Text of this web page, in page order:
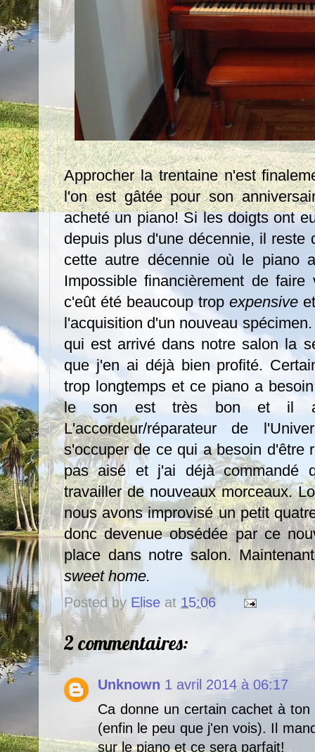
Approcher la trentaine n'est
l'on est gâtée pour son
acheté un piano! Si les doigts ont
depuis plus d'une décennie, il reste
cette autre décennie où le piano
Impossible financièrement de
c'eût été beaucoup trop expensiveet
l'acquisition d'un nouveau
qui est arrivé dans notre salon la
que j'en ai déjà bien profité.
trop longtemps et ce piano a
le son est très bon et il a
L'accordeur/réparateur de
s'occuper de ce qui a besoin d'être
pas aisé et j'ai déjà commandé
travailler de nouveaux morceaux.
nous avons improvisé un petit
donc devenue obsédée par ce
place dans notre salon.
sweet home.
Posted by Elise at 15:06
2 commentaires:
Unknown 1 avril 2014 à 06:17
Ca donne un certain cachet à
(enfin le peu que j'en vois). Il
sur le piano et ce sera parfait!